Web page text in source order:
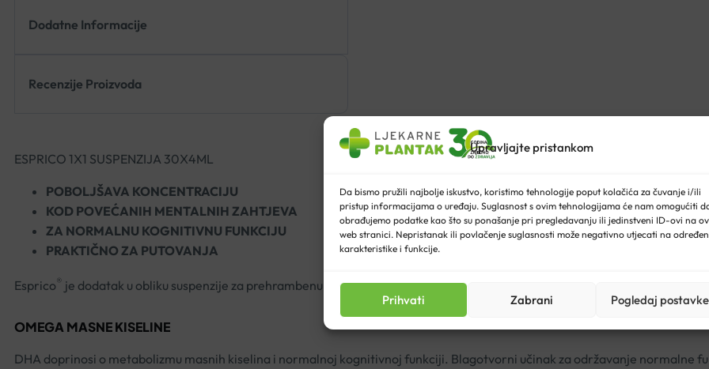
Upravljajte pristankom
Da bismo pružili najbolje iskustvo, koristimo tehnologije poput kolačića za čuvanje i/ili
pristup informacijama o uređaju. Suglasnost s ovim tehnologijama će nam omogućiti
obrađujemo podatke kao što su ponašanje pri pregledavanju ili jedinstveni ID-ovi na
web stranici. Nepristanak ili povlačenje suglasnosti može negativno utjecati na
karakteristike i funkcije.
Prihvati Zabrani Pogledaj postavke
Dodatne Informacije
Recenzije Proizvoda
ESPRICO 1X1 SUSPENZIJA 30X4ML
POBOLJŠAVA KONCENTRACIJU
KOD POVEĆANIH MENTALNIH ZAHTJEVA
ZA NORMALNU KOGNITIVNU FUNKCIJU
PRAKTIČNO ZA PUTOVANJA
Esprico ® je dodatak u obliku suspenzije za prehrambenu terapiju kod poremećaja pažnje. S DHA za normalnu funkciju mozga.
OMEGA MASNE KISELINE
DHA doprinosi o metabolizmu masnih kiselina i normalnoj kognitivnoj funkciji. Blagotvorni učinak za održavanje normalne